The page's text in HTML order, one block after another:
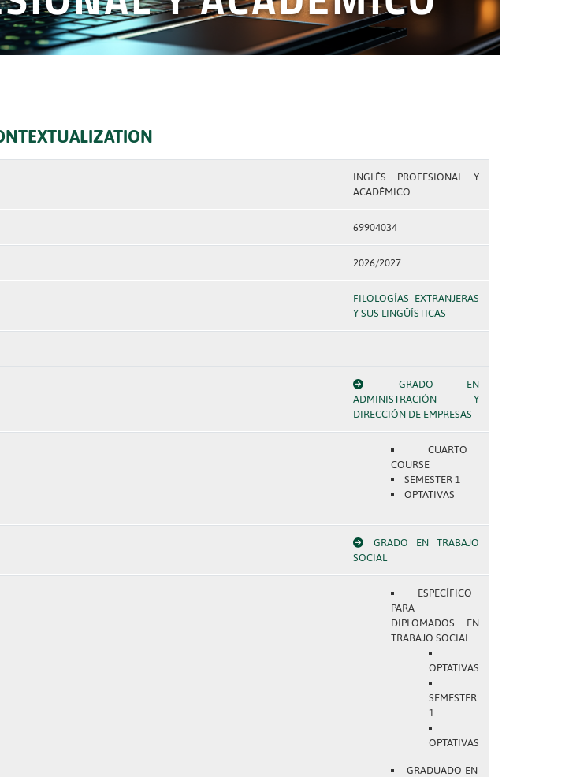
INGLÉS PROFESIONAL Y
ACADÉMICO
69904034
2026/2027
FILOLOGÍAS EXTRANJERAS
Y SUS LINGÜÍSTICAS
GRADO EN
ADMINISTRACIÓN Y
DIRECCIÓN DE EMPRESAS
CUARTO
COURSE
SEMESTER 1
OPTATIVAS
GRADO EN TRABAJO
SOCIAL
ESPECÍFICO
PARA
DIPLOMADOS EN
TRABAJO SOCIAL
OPTATIVAS
SEMESTER
1
OPTATIVAS
GRADUADO EN